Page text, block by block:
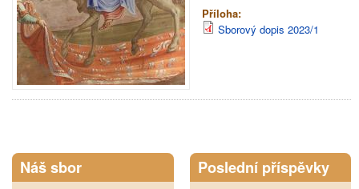
Příloha:
Sborový dopis 2023/1
Náš sbor Poslední příspěvky